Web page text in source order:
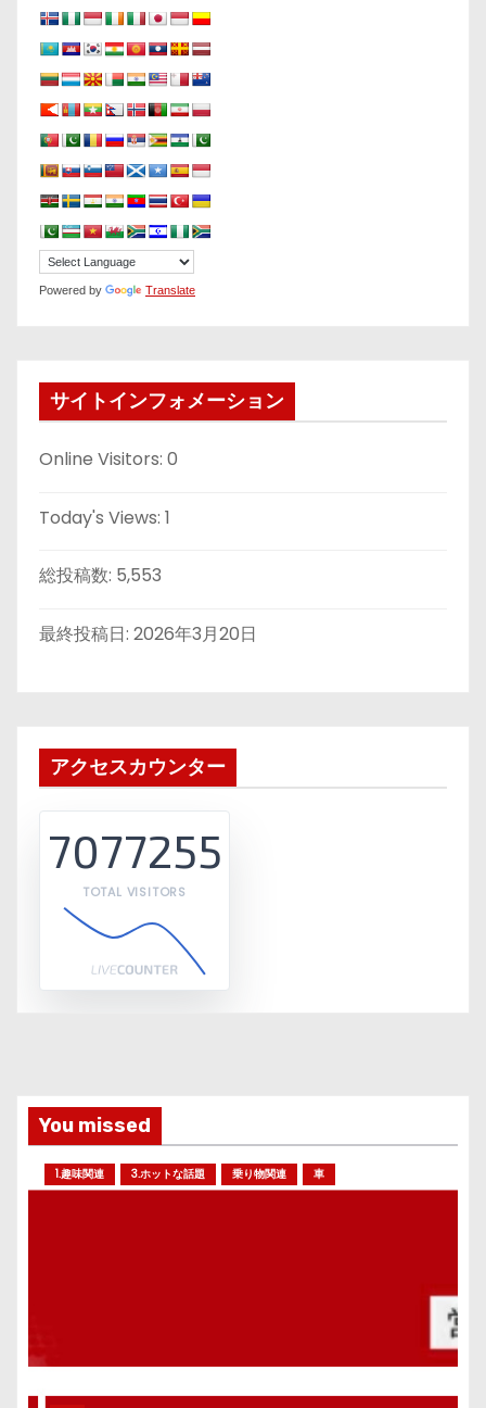
Powered by Translate
サイトインフォメーション
Online Visitors: 0
Today's Views: 1
総投稿数: 5,553
最終投稿日: 2026年3月20日
アクセスカウンター
7077255
TOTAL VISITORS
You missed
1.趣味関連 3.ホットな話題 乗り物関連 車